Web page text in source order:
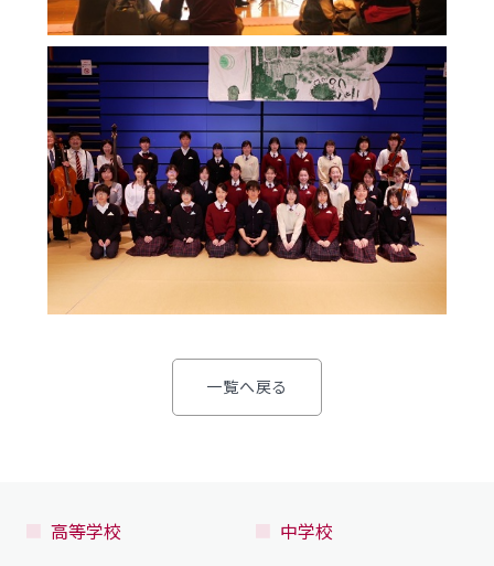
お問い合わせ サイトマップ
プライバシーポリシー
明訓同窓会
動画ライブラリー
MEIKUNサポート（ご支援のお願い）
明訓チャンネル
お問い合わせ サイトマップ
プライバシーポリシー
一覧へ戻る
高等学校 中学校